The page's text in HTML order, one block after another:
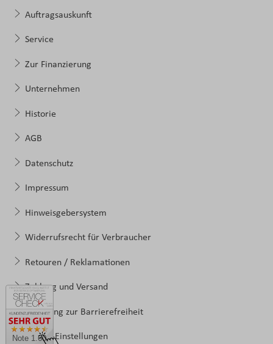
Note 1.60
Auftragsauskunft
Service
Zur Finanzierung
Unternehmen
Historie
AGB
Datenschutz
Impressum
Hinweisgebersystem
Widerrufsrecht für Verbraucher
Retouren / Reklamationen
Zahlung und Versand
Erklärung zur Barrierefreiheit
Cookie-Einstellungen